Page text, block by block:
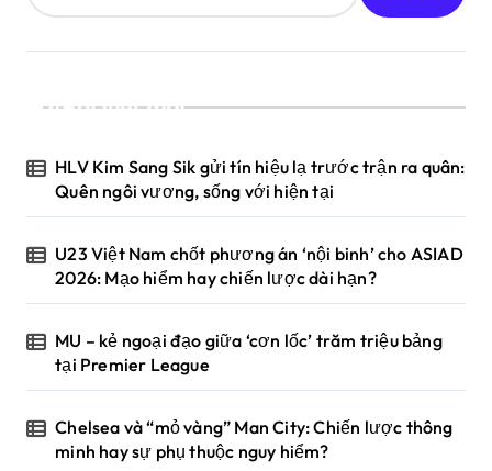
Bài viết mới
HLV Kim Sang Sik gửi tín hiệu lạ trước trận ra quân:
Quên ngôi vương, sống với hiện tại
U23 Việt Nam chốt phương án ‘nội binh’ cho ASIAD
2026: Mạo hiểm hay chiến lược dài hạn?
MU – kẻ ngoại đạo giữa ‘cơn lốc’ trăm triệu bảng
tại Premier League
Chelsea và “mỏ vàng” Man City: Chiến lược thông
minh hay sự phụ thuộc nguy hiểm?